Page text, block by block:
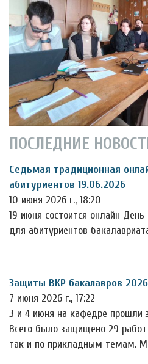
ПОСЛЕДНИЕ
Седьмая традиционная
абитуриентов 19.06.2026
10 июня 2026 г., 18:20
19 июня состоится онлайн
для абитуриентов
Защиты ВКР бакалавров 2026
7 июня 2026 г., 17:22
3 и 4 июня на кафедре прошли
Всего было защищено 29
так и по прикладным темам.